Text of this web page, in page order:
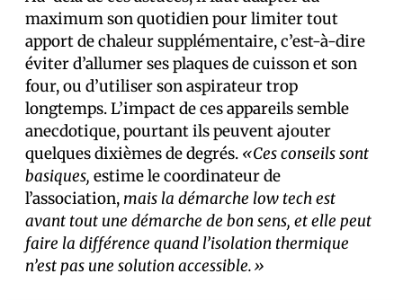
maximum son quotidien pour limiter tout
apport de chaleur supplémentaire, c’est-à-dire
éviter d’allumer ses plaques de cuisson et son
four, ou d’utiliser son aspirateur trop
longtemps. L’impact de ces appareils semble
anecdotique, pourtant ils peuvent ajouter
quelques dixièmes de degrés. «Ces conseils sont
basiques, estime le coordinateur de
l’association, mais la démarche low tech est
avant tout une démarche de bon sens, et elle peut
faire la différence quand l’isolation thermique
n’est pas une solution accessible.»